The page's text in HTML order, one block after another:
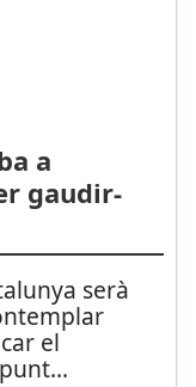
a
gaudir-
serà
el
...